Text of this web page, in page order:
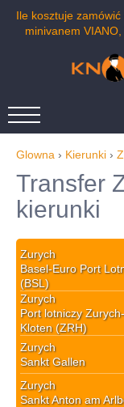
Ile kosztuje
minivanem
Glowna › Kierunki ›
Transfer
kierunki
Zurych
Basel-Euro Port
(BSL)
Zurych
Port lotniczy Zurych-
Kloten (ZRH)
Zurych
Sankt Gallen
Zurych
Sankt Anton am